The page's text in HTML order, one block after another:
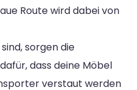
Route wird dabei von
sorgen die
dass deine Möbel
verstaut werden